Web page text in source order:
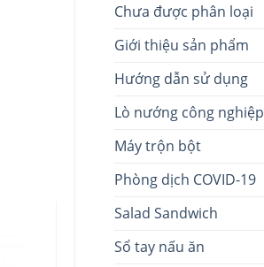
Chưa được phân loại
Giới thiệu sản phẩm
Hướng dẫn sử dụng
Lò nướng công nghiệp
Máy trộn bột
Phòng dịch COVID-19
Salad Sandwich
Sổ tay nấu ăn